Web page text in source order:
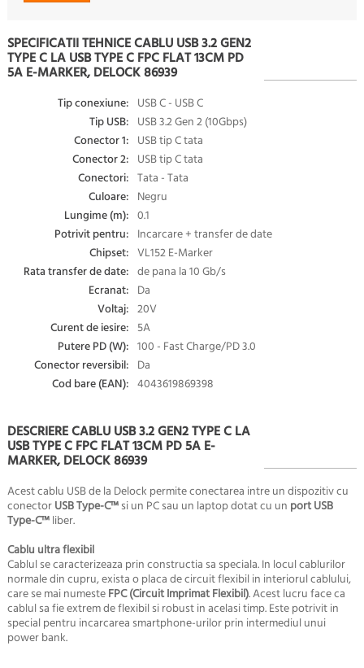
SPECIFICATII TEHNICE CABLU USB 3.2 GEN2
TYPE C LA USB TYPE C FPC FLAT 13CM PD
5A E-MARKER, DELOCK 86939
Tip conexiune: USB C - USB C
Tip USB: USB 3.2 Gen 2 (10Gbps)
Conector 1: USB tip C tata
Conector 2: USB tip C tata
Conectori: Tata - Tata
Culoare: Negru
Lungime (m): 0.1
Potrivit pentru: Incarcare + transfer de date
Chipset: VL152 E-Marker
Rata transfer de date: de pana la 10 Gb/s
Ecranat: Da
Voltaj: 20V
Curent de iesire: 5A
Putere PD (W): 100 - Fast Charge/PD 3.0
Conector reversibil: Da
Cod bare (EAN): 4043619869398
DESCRIERE CABLU USB 3.2 GEN2 TYPE C LA
USB TYPE C FPC FLAT 13CM PD 5A E-
MARKER, DELOCK 86939
Acest cablu USB de la Delock permite conectarea intre un dispozitiv cu
conectorUSB Type-C™si un PC sau un laptop dotat cu un port USB
Type-C™liber.
Cablu ultra flexibil
Cablul se caracterizeaza prin constructia sa speciala. In locul cablurilor
normale din cupru, exista o placa de circuit flexibil in interiorul cablului,
care se mai numesteFPC (Circuit Imprimat Flexibil). Acest lucru face ca
cablul sa fie extrem de flexibil si robust in acelasi timp. Este potrivit in
special pentru incarcarea smartphone-urilor prin intermediul unui
power bank.